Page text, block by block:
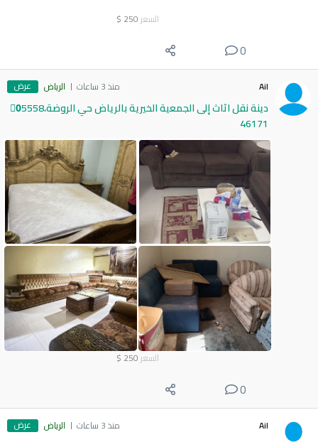
السعر 250
$
0
Ail منذ 3 ساعات الرياض عرض
دينة نقل اثاث إلى الجمعية الخيرية بالرياض حي الروضة،0َ5558
46171
السعر 250
$
0
Ail منذ 3 ساعات الرياض عرض